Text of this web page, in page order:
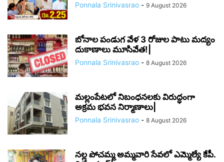
Ponnala Srinivasrao - 9 August 2026
బోనాల పండుగ వేళ 3 రోజుల పాటు మద్యం
దుకాణాలు మూసివేత!|
Ponnala Srinivasrao - 8 August 2026
మల్లంపేటలో నిబంధనలకు విరుద్ధంగా
అక్రమ భవన నిర్మాణాలు|
Ponnala Srinivasrao - 8 August 2026
నల్ల పోచమ్మ అమ్మవారి సేవలో ఎమ్మెల్యే కేపీ.